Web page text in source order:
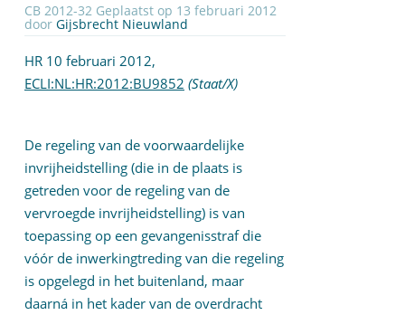
CB 2012-32 Geplaatst op 13 februari 2012
door Gijsbrecht Nieuwland
HR 10 februari 2012,
ECLI:NL:HR:2012:BU9852 (Staat/X)
De regeling van de voorwaardelijke
invrijheidstelling (die in de plaats is
getreden voor de regeling van de
vervroegde invrijheidstelling) is van
toepassing op een gevangenisstraf die
vóór de inwerkingtreding van die regeling
is opgelegd in het buitenland, maar
daarná in het kader van de overdracht